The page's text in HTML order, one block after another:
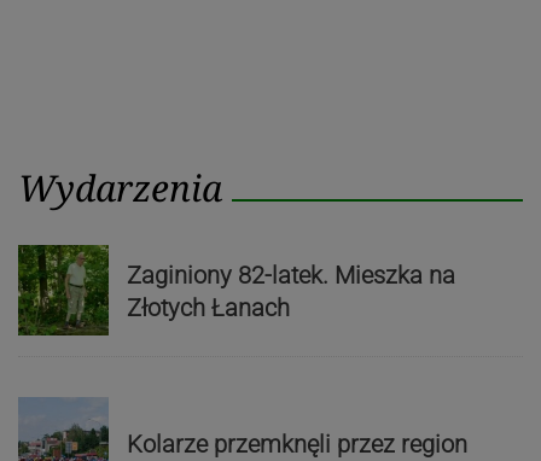
Wydarzenia
Zaginiony 82-latek. Mieszka na
Złotych Łanach
Kolarze przemknęli przez region